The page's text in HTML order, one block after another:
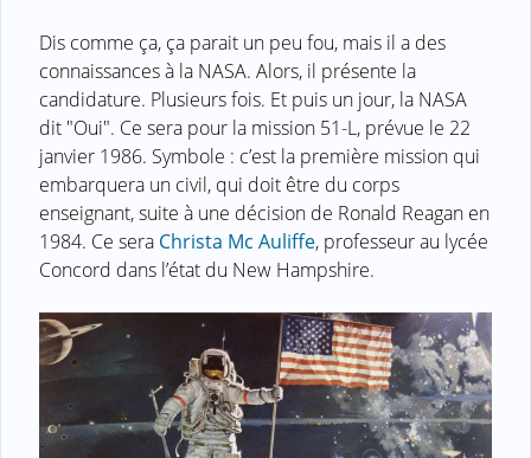
Dis comme ça, ça parait un peu fou, mais il a des
connaissances à la NASA. Alors, il présente la
candidature. Plusieurs fois. Et puis un jour, la NASA
dit "Oui". Ce sera pour la mission 51-L, prévue le 22
janvier 1986. Symbole : c’est la première mission qui
embarquera un civil, qui doit être du corps
enseignant, suite à une décision de Ronald Reagan en
1984. Ce sera Christa Mc Auliffe, professeur au lycée
Concord dans l’état du New Hampshire.